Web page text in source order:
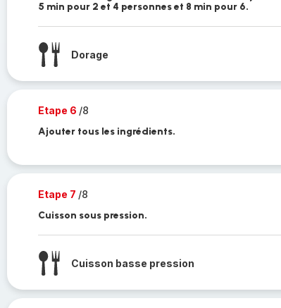
5 min pour 2 et 4 personnes et 8 min pour 6.
Dorage
Etape 6 /8
Ajouter tous les ingrédients.
Etape 7 /8
Cuisson sous pression.
Cuisson basse pression